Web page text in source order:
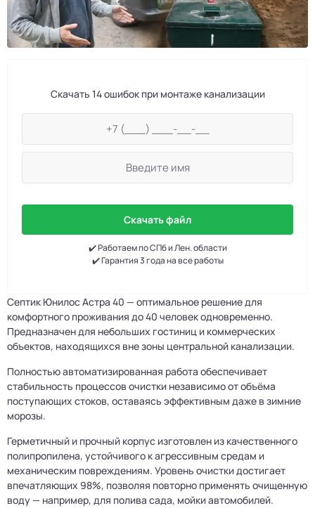
Скачать 14 ошибок при монтаже канализации
Скачать файл
✔️ Работаем по СПб и Лен. области
✔️ Гарантия 3 года на все работы
Септик Юнилос Астра 40 — оптимальное решение для
комфортного проживания до 40 человек одновременно.
Предназначен для небольших гостиниц и коммерческих
объектов, находящихся вне зоны центральной канализации.
Полностью автоматизированная работа обеспечивает
стабильность процессов очистки независимо от объёма
поступающих стоков, оставаясь эффективным даже в зимние
морозы.
Герметичный и прочный корпус изготовлен из качественного
полипропилена, устойчивого к агрессивным средам и
механическим повреждениям. Уровень очистки достигает
впечатляющих 98%, позволяя повторно применять очищенную
воду — например, для полива сада, мойки автомобилей.